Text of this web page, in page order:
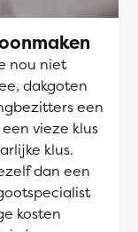
nou niet
dakgoten
een
vieze klus
klus.
dan een
kosten